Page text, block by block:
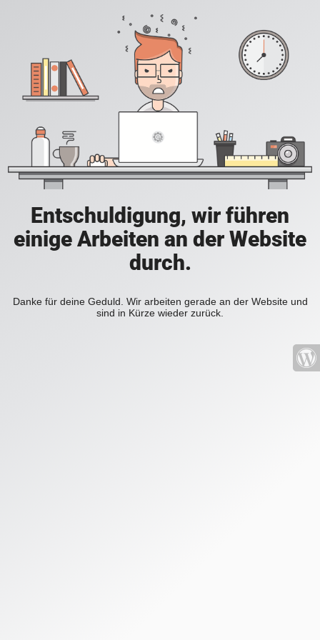
Entschuldigung, wir führen
einige Arbeiten an der Website
durch.
Danke für deine Geduld. Wir arbeiten gerade an der Website und
sind in Kürze wieder zurück.